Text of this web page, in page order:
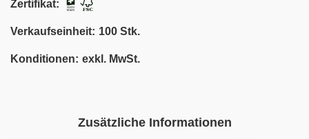
Zertifikat:
Verkaufseinheit: 100 Stk.
Konditionen: exkl. MwSt.
Zusätzliche Informationen